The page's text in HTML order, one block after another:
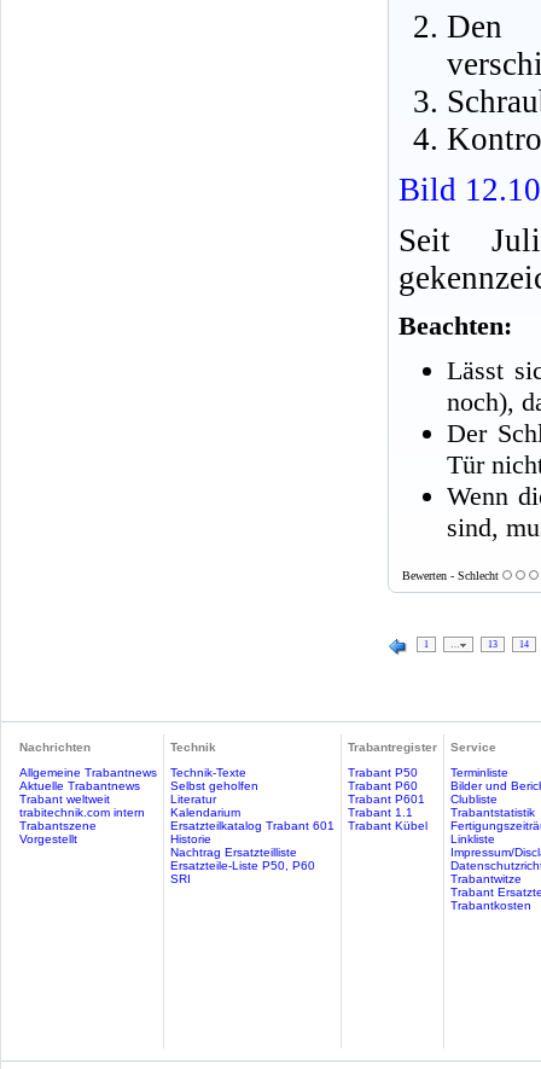
Den
Bild
Seit
Beachten:
Lässt
noch),
Der
Tür
Wenn
sind,
Bewerten - Schlecht
1 13 14
Nachrichten
Allgemeine Trabantnews
Aktuelle Trabantnews
Trabant weltweit
trabitechnik.com intern
Trabantszene
Vorgestellt
Technik
Technik-Texte
Selbst geholfen
Literatur
Kalendarium
Ersatzteilkatalog Trabant 601
Historie
Nachtrag Ersatzteilliste
Ersatzteile-Liste P50, P60
SRI
Trabantregister
Trabant P50
Trabant P60
Trabant P601
Trabant 1.1
Trabant Kübel
Service
Terminliste
Bilder und
Clubliste
Trabantstatistik
Linkliste
Impressum/
Trabantwitze
Trabant
Trabantkosten